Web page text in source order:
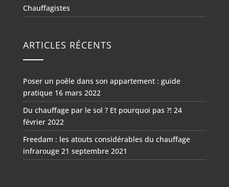
Chauffagistes
ARTICLES RÉCENTS
Poser un poêle dans son appartement : guide
pratique 16 mars 2022
Du chauffage par le sol ? Et pourquoi pas ?! 24
février 2022
Freedam : les atouts considérables du chauffage
infrarouge 21 septembre 2021